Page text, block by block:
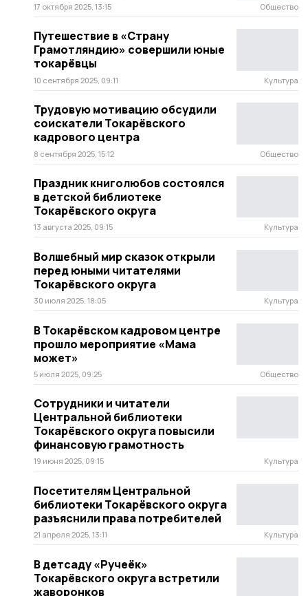
17 октября 2025, 13:15 Общество
Путешествие в «Страну
Грамотляндию» совершили юные
токарёвцы
10 сентября 2025, 09:11 Культура
Трудовую мотивацию обсудили
соискатели Токарёвского
кадрового центра
8 сентября 2025, 15:12 Общество
Праздник книголюбов состоялся
в детской библиотеке
Токарёвского округа
13 августа 2025, 09:15 Культура
Волшебный мир сказок открыли
перед юными читателями
Токарёвского округа
30 июля 2025, 18:05 Культура
В Токарёвском кадровом центре
прошло мероприятие «Мама
может»
5 июля 2025, 09:25 Общество
Сотрудники и читатели
Центральной библиотеки
Токарёвского округа повысили
финансовую грамотность
19 июня 2025, 09:15 Культура
Посетителям Центральной
библиотеки Токарёвского округа
разъяснили права потребителей
21 апреля 2025, 13:11 Культура
В детсаду «Ручеёк»
Токарёвского округа встретили
жаворонков